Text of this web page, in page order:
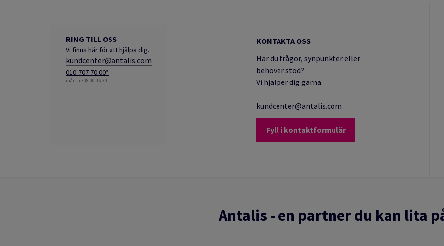
RING TILL OSS
Vi finns här för att hjälpa dig.
kundcenter@antalis.com
010-707 70 00*
mån-fre 08:00-16:30
KONTAKTA OSS
Har du frågor, synpunkter eller
behöver stöd?
Vi hjälper dig gärna.
kundcenter@antalis.com
Fyll i kontaktformulär
Antalis - en partner du kan lita